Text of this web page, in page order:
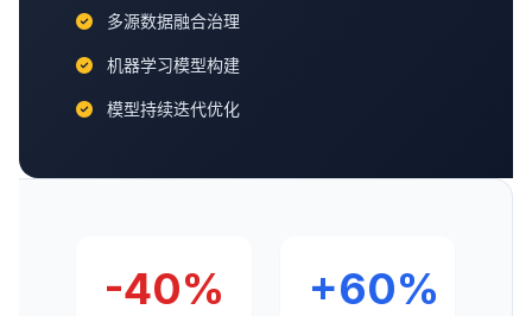
多源数据融合治理
机器学习模型构建
模型持续迭代优化
-40% +60%